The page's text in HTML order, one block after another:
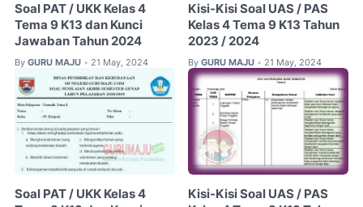
Soal PAT / UKK Kelas 4
Tema 9 K13 dan Kunci
Jawaban Tahun 2024
By GURU MAJU • 21 May, 2024
Kisi-Kisi Soal UAS / PAS
Kelas 4 Tema 9 K13 Tahun
2023 / 2024
By GURU MAJU • 21 May, 2024
Soal PAT / UKK Kelas 4
Kisi-Kisi Soal UAS / PAS